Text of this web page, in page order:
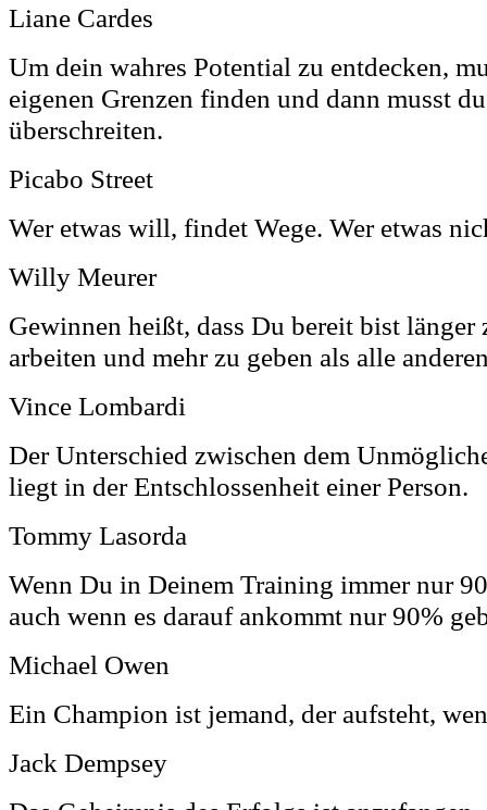
Liane Cardes
Um dein wahres Potential zu entdecken,
eigenen Grenzen finden und dann musst
überschreiten.
Picabo Street
Wer etwas will, findet Wege. Wer etwas
Willy Meurer
Gewinnen heißt, dass Du bereit bist länger
arbeiten und mehr zu geben als alle
Vince Lombardi
Der Unterschied zwischen dem
liegt in der Entschlossenheit einer Person.
Tommy Lasorda
Wenn Du in Deinem Training immer nur
auch wenn es darauf ankommt nur 90%
Michael Owen
Ein Champion ist jemand, der aufsteht,
Jack Dempsey